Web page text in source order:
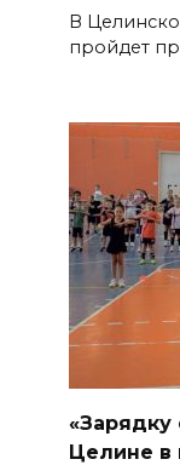
В
пройдет
«Зарядку
Целине в